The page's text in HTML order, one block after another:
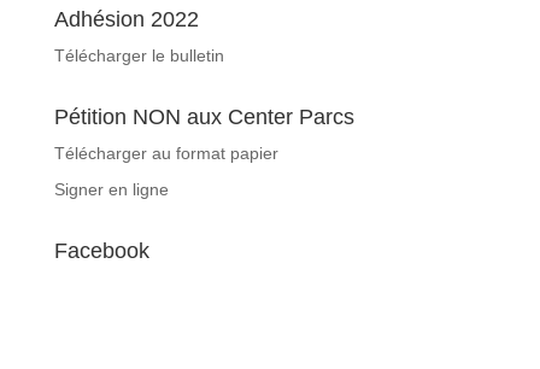
Adhésion 2022
Télécharger le bulletin
Pétition NON aux Center Parcs
Télécharger au format papier
Signer en ligne
Facebook